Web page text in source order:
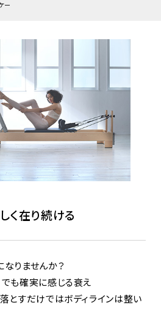
ー
く在り続ける
なりませんか？
でも確実に感じる衰え
とすだけではボディラインは整い